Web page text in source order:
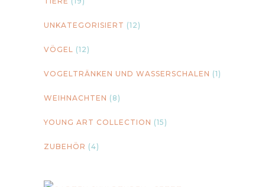
UNKATEGORISIERT (12)
VÖGEL (12)
VOGELTRÄNKEN UND WASSERSCHALEN (1)
WEIHNACHTEN (8)
YOUNG ART COLLECTION (15)
ZUBEHÖR (4)